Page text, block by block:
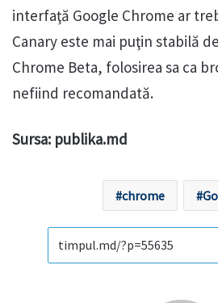
interfaţă Google Chrome ar
Canary este mai puţin stabilă
Chrome Beta, folosirea sa ca
nefiind recomandată.
Sursa: publika.md
chrome